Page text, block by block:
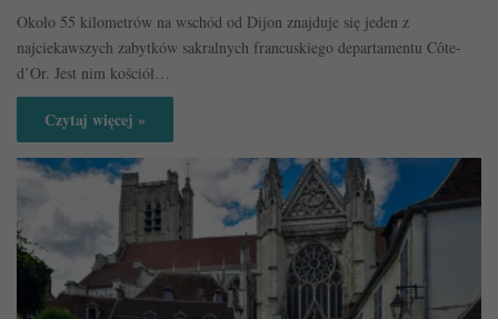
Około 55 kilometrów na wschód od Dijon znajduje się jeden z
najciekawszych zabytków sakralnych francuskiego departamentu Côte-
d’Or. Jest nim kościół…
Czytaj więcej »